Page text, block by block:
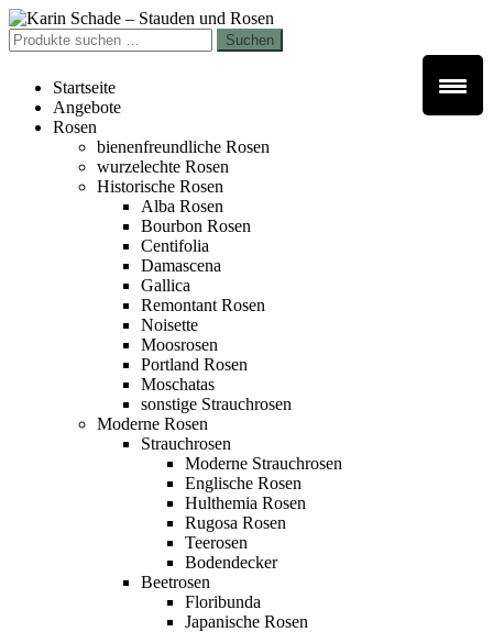
Zur
Navigation
springen
Zum
Inhalt
springen
Suchen
nach:
Suchen
Startseite
Angebote
Rosen
bienenfreundliche Rosen
wurzelechte Rosen
Historische Rosen
Alba Rosen
Bourbon Rosen
Centifolia
Damascena
Gallica
Remontant Rosen
Noisette
Moosrosen
Portland Rosen
Moschatas
sonstige Strauchrosen
Moderne Rosen
Strauchrosen
Moderne Strauchrosen
Englische Rosen
Hulthemia Rosen
Rugosa Rosen
Teerosen
Bodendecker
Beetrosen
Floribunda
Japanische Rosen